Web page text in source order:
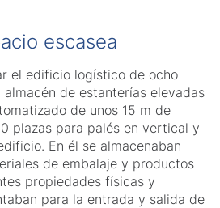
escasea
el edificio logístico de ocho
de estanterías elevadas
de unos 15 m de
plazas para palés en vertical y
En él se almacenaban
de embalaje y productos
propiedades físicas y
para la entrada y salida de